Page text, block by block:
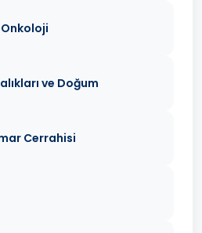
ve Doğum
Cerrahisi